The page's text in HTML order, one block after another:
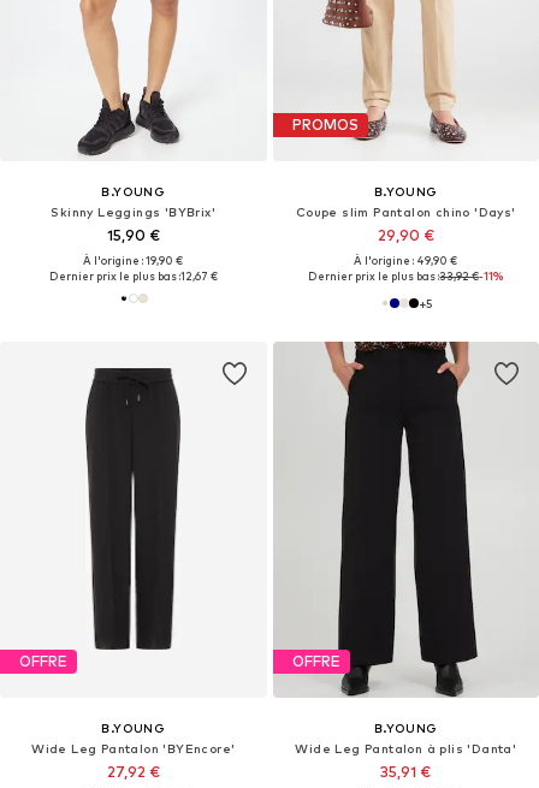
B.YOUNG
Skinny Leggings 'BYBrix'
15,90 €
À l'origine : 19,90 €
Dernier prix le plus bas :12,67 €
PROMOS
B.YOUNG
Coupe slim Pantalon chino 'Days'
29,90 €
À l'origine : 49,90 €
Dernier prix le plus bas :33,92 €-11%
+5
OFFRE
B.YOUNG
Wide Leg Pantalon 'BYEncore'
27,92 €
OFFRE
B.YOUNG
Wide Leg Pantalon à plis 'Danta'
35,91 €